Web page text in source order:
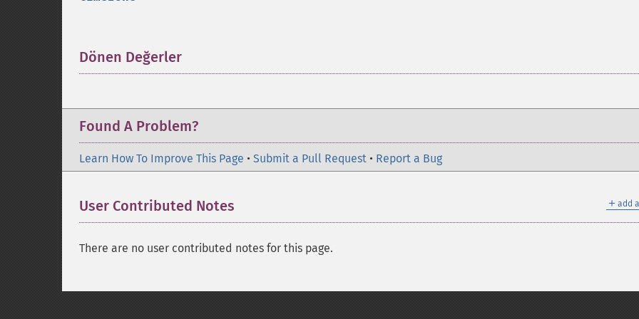
Dönen Değerler
Found A Problem?
Learn How To Improve This Page • Submit a Pull Request • Report a Bug
＋ add
User Contributed Notes
There are no user contributed notes for this page.